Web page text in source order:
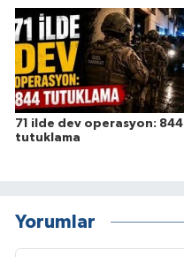
71 ilde dev operasyon: 844
tutuklama
Yorumlar